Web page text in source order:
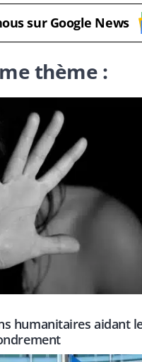
sur Google News
thème :
humanitaires aidant